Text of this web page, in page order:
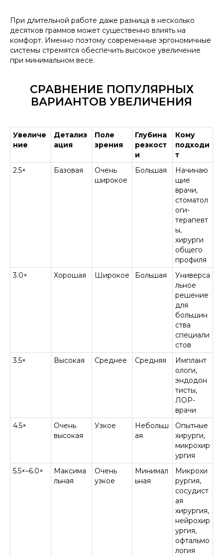
При длительной работе даже разница в несколько
десятков граммов может существенно влиять на
комфорт. Именно поэтому современные эргономичные
системы стремятся обеспечить высокое увеличение
при минимальном весе.
СРАВНЕНИЕ ПОПУЛЯРНЫХ
ВАРИАНТОВ УВЕЛИЧЕНИЯ
Увеличе
ние
Детализ
ация
Поле
зрения
Глубина
резкост
и
Кому
подходи
т
2.5×
Базовая
Очень
широкое
Большая
Начинаю
щие
врачи,
стоматол
оги-
терапевт
ы,
хирурги
общего
профиля
3.0×
Хорошая Широкое Большая
Универса
льное
решение
для
большин
ства
специали
стов
3.5×
Высокая Среднее Средняя
Имплант
ологи,
эндодон
тисты,
ЛОР-
врачи
4.5×
Очень
высокая
Узкое
Небольш
ая
Опытные
хирурги,
микрохир
ургия
5.5×–6.0×
Максима
льная
Очень
узкое
Минимал
ьная
Микрохи
рургия,
сосудист
ая
хирургия,
нейрохир
ургия,
офтальмо
логия